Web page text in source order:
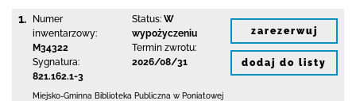
1.
Numer
inwentarzowy:
M34322
Sygnatura:
821.162.1-3
Status: W
wypożyczeniu
Termin zwrotu:
2026/08/31
Miejsko-Gminna Biblioteka Publiczna w Poniatowej
zarezerwuj
dodaj do listy